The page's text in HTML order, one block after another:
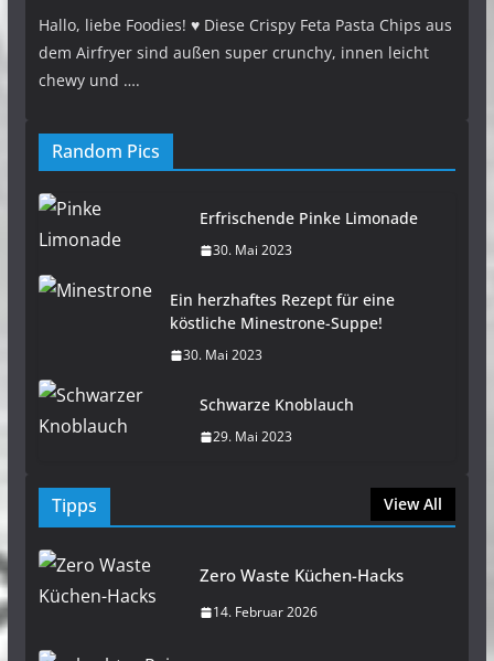
Hallo, liebe Foodies! ♥︎ Diese Crispy Feta Pasta Chips aus
dem Airfryer sind außen super crunchy, innen leicht
chewy und ….
Random Pics
Erfrischende Pinke Limonade
30. Mai 2023
Ein herzhaftes Rezept für eine
köstliche Minestrone-Suppe!
30. Mai 2023
Schwarze Knoblauch
29. Mai 2023
Tipps View All
Zero Waste Küchen-Hacks
14. Februar 2026